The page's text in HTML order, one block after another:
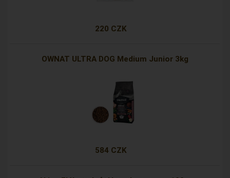
220 CZK
OWNAT ULTRA DOG Medium Junior 3kg
584 CZK